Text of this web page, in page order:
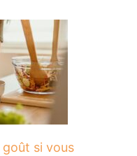
goût si vous